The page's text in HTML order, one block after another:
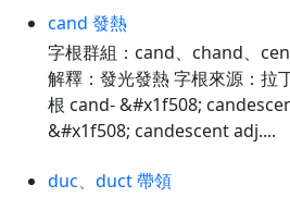
cand 發熱
字根群組：cand、chand、
解釋：發光發熱 字根來源：拉
根 cand- &#x1f508;
&#x1f508; candescent adj....
duc、duct 帶領